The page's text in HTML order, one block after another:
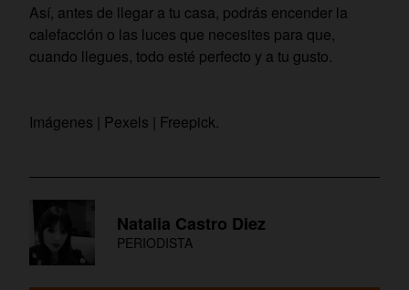
Así, antes de llegar a tu casa, podrás encender la
calefacción o las luces que necesites para que,
cuando llegues, todo esté perfecto y a tu gusto.
Imágenes | Pexels | Freepick.
Natalia Castro Diez
PERIODISTA